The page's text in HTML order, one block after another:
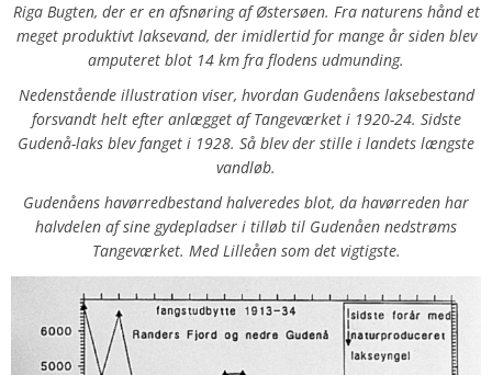
Riga Bugten, der er en afsnøring af Østersøen. Fra naturens hånd et
meget produktivt laksevand, der imidlertid for mange år siden blev
amputeret blot 14 km fra flodens udmunding.
Nedenstående illustration viser, hvordan Gudenåens laksebestand
forsvandt helt efter anlægget af Tangeværket i 1920-24. Sidste
Gudenå-laks blev fanget i 1928. Så blev der stille i landets længste
vandløb.
Gudenåens havørredbestand halveredes blot, da havørreden har
halvdelen af sine gydepladser i tilløb til Gudenåen nedstrøms
Tangeværket. Med Lilleåen som det vigtigste.